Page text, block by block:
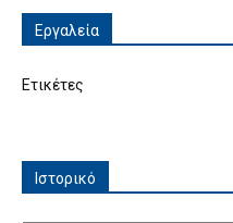
Εργαλεία
Ετικέτες
Ιστορικό